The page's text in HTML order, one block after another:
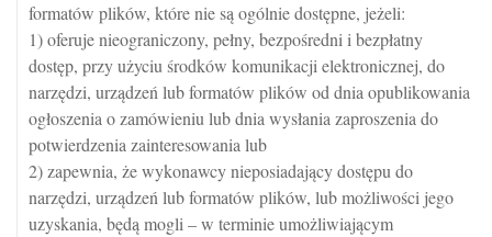
formatów plików, które nie są ogólnie dostępne, jeżeli:
1) oferuje nieograniczony, pełny, bezpośredni i bezpłatny
dostęp, przy użyciu środków komunikacji elektronicznej, do
narzędzi, urządzeń lub formatów plików od dnia opublikowania
ogłoszenia o zamówieniu lub dnia wysłania zaproszenia do
potwierdzenia zainteresowania lub
2) zapewnia, że wykonawcy nieposiadający dostępu do
narzędzi, urządzeń lub formatów plików, lub możliwości jego
uzyskania, będą mogli – w terminie umożliwiającym